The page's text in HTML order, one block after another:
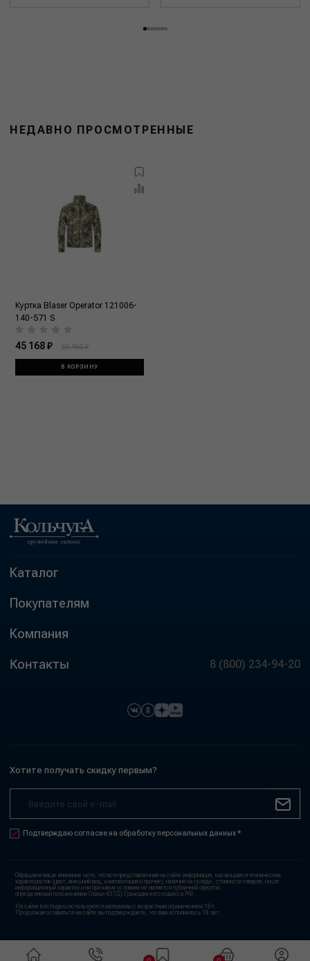
НЕДАВНО ПРОСМОТРЕННЫЕ
Куртка Blaser Operator 121006-
140-571 S
45 168 ₽ 56 460 ₽
В КОРЗИНУ
Каталог
Покупателям
Компания
Контакты 8 (800) 234-94-20
Хотите получать скидку первым?
Подтверждаю согласие на обработку персональных данных *
Обращаем ваше внимание на то, что вся представленная на сайте информация, касающаяся технических
характеристик (цвет, внешний вид, комплектация и прочие), наличия на складе, стоимости товаров, носит
информационный характер и ни при каких условиях не является публичной офертой,
определяемой положениями Статьи 437(2) Гражданского кодекса РФ.
На сайте kolchuga.ru используются материалы с возрастным ограничением 18+.
Продолжая оставаться на сайте вы подтверждаете, что вам исполнилось 18 лет.